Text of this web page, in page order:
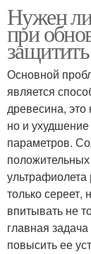
Нужен ли
при
Основной
является
древесина, это
но и
параметров.
положительных
ультрафиолета
только сереет,
впитывать не
главная
повысить ее